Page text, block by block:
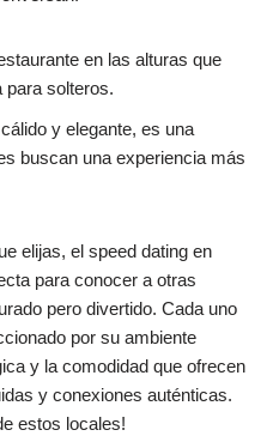
en las alturas que
para solteros.
y elegante, es una
buscan una experiencia más
elijas, el speed dating en
para conocer a otras
pero divertido. Cada uno
por su ambiente
y la comodidad que ofrecen
y conexiones auténticas.
estos locales!